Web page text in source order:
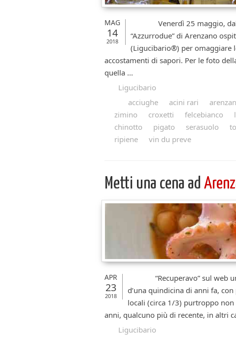
MAG
14
2018
Venerdì 25 maggio, dalle
“Azzurrodue” di Arenzano
(Ligucibario®) per omaggiare
accostamenti di sapori. Per le foto
quella ...
Ligucibario
acciughe
acini rari
zimino
croxetti felcebianco
chinotto
pigato serasuolo
ripiene
vin du preve
Metti una cena ad
APR
23
2018
“Recuperavo” sul web un
d’una quindicina di anni fa,
locali (circa 1/3) purtroppo
anni, qualcuno più di recente, in altri
Ligucibario